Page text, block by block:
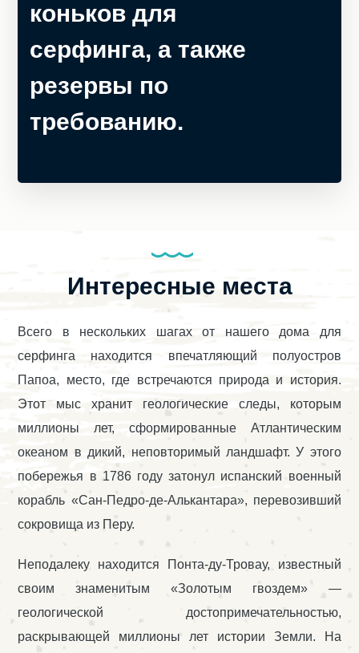
коньков для
серфинга, а также
резервы по
требованию.
Интересные места
Всего в нескольких шагах от нашего дома для
серфинга находится впечатляющий полуостров
Папоа, место, где встречаются природа и история.
Этот мыс хранит геологические следы, которым
миллионы лет, сформированные Атлантическим
океаном в дикий, неповторимый ландшафт. У этого
побережья в 1786 году затонул испанский военный
корабль «Сан-Педро-де-Алькантара», перевозивший
сокровища из Перу.
Неподалеку находится Понта-ду-Тровау, известный
своим знаменитым «Золотым гвоздем» —
геологической достопримечательностью,
раскрывающей миллионы лет истории Земли. На